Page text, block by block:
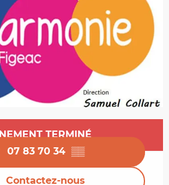
TERMINÉ
07 83 70 34 ▒▒
Contactez-nous